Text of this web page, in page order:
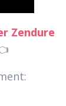
Zendure